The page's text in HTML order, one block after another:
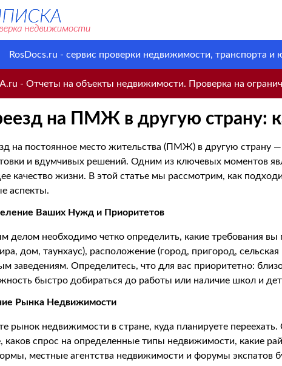
RosDocs.ru - сервис проверки недвижимости, транспорта
- Отчеты на объекты недвижимости. Проверка на
на ПМЖ в другую страну:
на постоянное место жительства (ПМЖ) в другую страну
и вдумчивых решений. Одним из ключевых моментов
качество жизни. В этой статье мы рассмотрим, как
аспекты.
Ваших Нужд и Приоритетов
делом необходимо четко определить, какие требования
дом, таунхаус), расположение (город, пригород,
заведениям. Определитесь, что для вас приоритетно:
быстро добираться до работы или наличие школ и
Рынка Недвижимости
рынок недвижимости в стране, куда планируете
каков спрос на определенные типы недвижимости, какие
местные агентства недвижимости и форумы экспатов